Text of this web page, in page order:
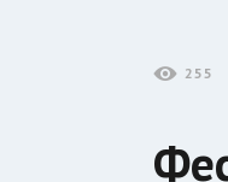
255